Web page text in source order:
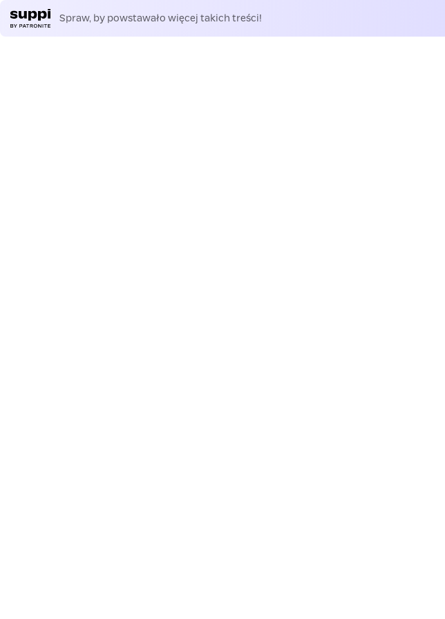
Spraw, by powstawało więcej takich treści!